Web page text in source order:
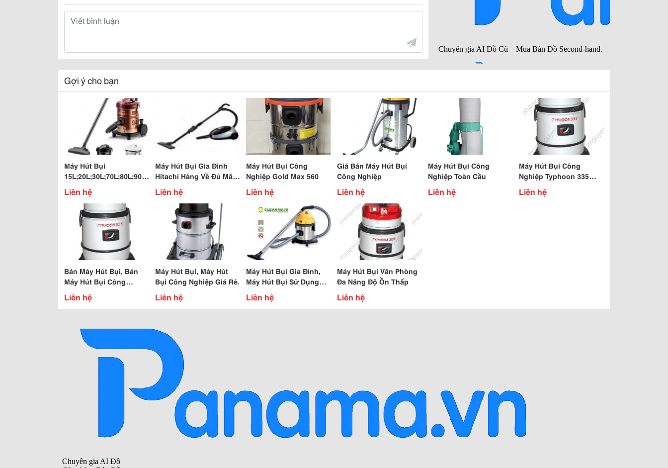
Gợi ý cho bạn
Máy Hút Bụi
15L;20L;30L;70L;80L;90L
Đầy Nhà Giá Hot Hot
Liên hệ
Máy Hút Bụi Gia Đình
Hitachi Hàng Về Đủ Mã
Giá Tốt
Liên hệ
Máy Hút Bụi Công
Nghiệp Gold Max 560
Liên hệ
Giá Bán Máy Hút Bụi
Công Nghiệp
Liên hệ
Máy Hút Bụi Công
Nghiệp Toàn Cầu
Liên hệ
Máy Hút Bụi Công
Nghiệp Typhoon 335
Nhập Khẩu Italia Siêu
Bền
Liên hệ
Bán Máy Hút Bụi, Bán
Máy Hút Bụi Công
Nghiệp, Máy Hút Bụi Hút
Nước Công Nghiệp.
Liên hệ
Máy Hút Bụi, Máy Hút
Bụi Công Nghiệp Giá Rẻ.
Liên hệ
Máy Hút Bụi Gia Đình,
Máy Hút Bụi Sử Dụng
Tầng Lọc Hepa
Liên hệ
Máy Hút Bụi Văn Phòng
Đa Năng Độ Ồn Thấp
Liên hệ